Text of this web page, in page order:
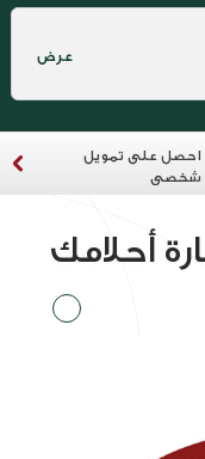
عرض
احصل على تمويل
شخصي
أحلامك